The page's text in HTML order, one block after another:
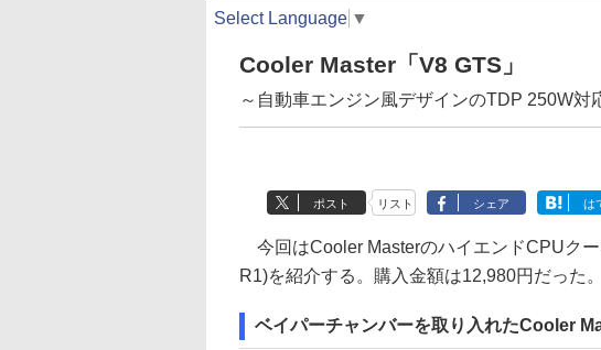
Select Language ▼
Cooler Master「V8 GTS」
～自動車エンジン風デザインのTDP 250W対
ポスト リスト シェア は
今回はCooler MasterのハイエンドCPUク
R1)を紹介する。購入金額は12,980円だった。
ベイパーチャンバーを取り入れたCooler